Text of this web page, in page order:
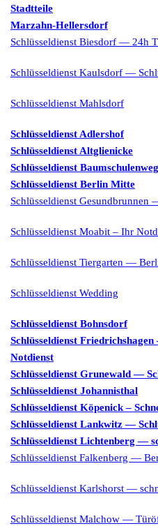
Stadtteile
Marzahn-Hellersdorf
Schlüsseldienst Biesdorf — 24h
Schlüsseldienst Kaulsdorf —
Schlüsseldienst Mahlsdorf
Schlüsseldienst Adlershof
Schlüsseldienst Altglienicke
Schlüsseldienst Baumschulenweg
Schlüsseldienst Berlin Mitte
Schlüsseldienst
Schlüsseldienst Moabit – Ihr
Schlüsseldienst Tiergarten —
Schlüsseldienst Wedding
Schlüsseldienst Bohnsdorf
Schlüsseldienst
Notdienst
Schlüsseldienst Grunewald —
Schlüsseldienst Johannisthal
Schlüsseldienst Köpenick –
Schlüsseldienst Lankwitz —
Schlüsseldienst Lichtenberg —
Schlüsseldienst Falkenberg —
Schlüsseldienst Karlshorst —
Schlüsseldienst Malchow —